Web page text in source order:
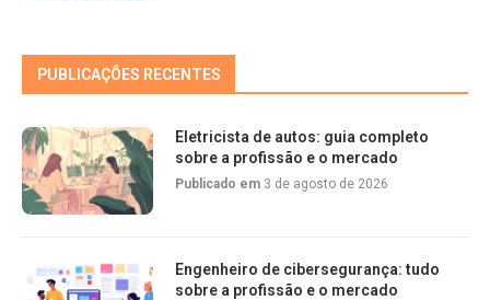
PUBLICAÇÕES RECENTES
Eletricista de autos: guia completo
sobre a profissão e o mercado
Publicado em 3 de agosto de 2026
Engenheiro de cibersegurança: tudo
sobre a profissão e o mercado